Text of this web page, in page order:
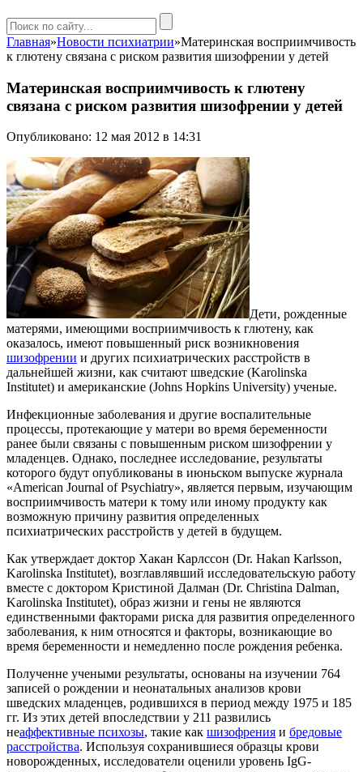
Главная»Новости психиатрии»Материнская восприимчивость
к глютену связана с риском развития шизофрении у детей
Материнская восприимчивость к глютену
связана с риском развития шизофрении у детей
Опубликовано: 12 мая 2012 в 14:31
Дети, рожденные
матерями, имеющими восприимчивость к глютену, как
оказалось, имеют повышенный риск возникновения
шизофрении и других психиатрических расстройств в
дальнейшей жизни, как считают шведские (Karolinska
Institutet) и американские (Johns Hopkins University) ученые.
Инфекционные заболевания и другие воспалительные
процессы, протекающие у матери во время беременности
ранее были связаны с повышенным риском шизофрении у
младенцев. Однако, последнее исследование, результаты
которого будут опубликованы в июньском выпуске журнала
«American Journal of Psychiatry», является первым, изучающим
восприимчивость матери к тому или иному продукту как
возможную причину развития определенных
психиатрических расстройств у детей в будущем.
Как утверждает доктор Хакан Карлссон (Dr. Hakan Karlsson,
Karolinska Institutet), возглавлявший исследовательскую работу
вместе с доктором Кристиной Далман (Dr. Christina Dalman,
Karolinska Institutet), образ жизни и гены не являются
единственными факторами риска для развития определенного
заболевания, к ним относятся и факторы, возникающие во
время беременности и немедленно после рождения ребенка.
Полученнe учеными результаты, основаны на изучении 764
записей о рождении и неонатальных анализов крови
шведских младенцев, родившихся в период между 1975 и 185
гг. Из этих детей впоследствии у 211 развились
неаффективные психозы, такие как шизофрения и бредовые
расстройства. Используя сохранившиеся образцы крови
новорожденных, исследователи оценили уровень IgG-